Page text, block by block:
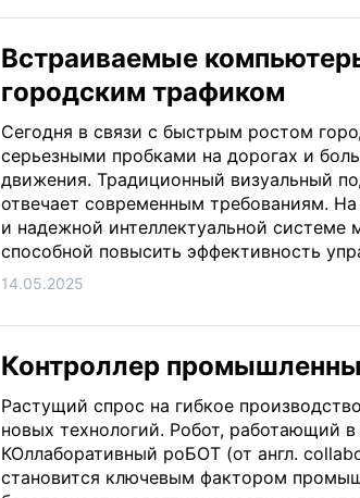
Встраиваемые
городским трафиком
Сегодня в связи с быстрым ростом
серьезными пробками на дорогах и
движения. Традиционный визуальный
отвечает современным требованиям.
и надежной интеллектуальной
способной повысить эффективность
14.05.2025
Контроллер
Растущий спрос на гибкое
новых технологий. Робот, работающий
КОллаборативный роБОТ (от англ.
становится ключевым фактором